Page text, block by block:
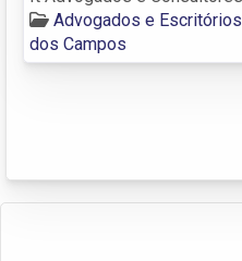
Advogados e
dos Campos